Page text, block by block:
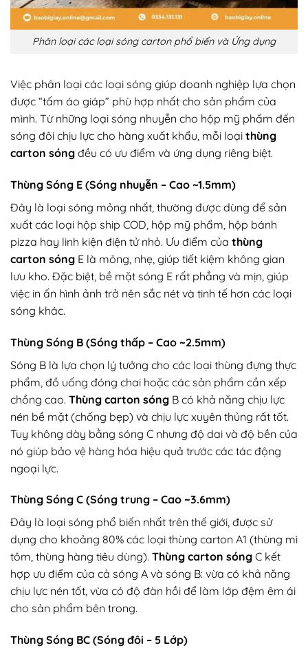
Phân loại các loại sóng carton phổ biến và Ứng dụng
Việc phân loại các loại sóng giúp doanh nghiệp lựa chọn
được “tấm áo giáp” phù hợp nhất cho sản phẩm của
mình. Từ những loại sóng nhuyễn cho hộp mỹ phẩm đến
sóng đôi chịu lực cho hàng xuất khẩu, mỗi loại thùng
carton sóng đều có ưu điểm và ứng dụng riêng biệt.
Thùng Sóng E (Sóng nhuyễn – Cao ~1.5mm)
Đây là loại sóng mỏng nhất, thường được dùng để sản
xuất các loại hộp ship COD, hộp mỹ phẩm, hộp bánh
pizza hay linh kiện điện tử nhỏ. Ưu điểm của thùng
carton sóng E là mỏng, nhẹ, giúp tiết kiệm không gian
lưu kho. Đặc biệt, bề mặt sóng E rất phẳng và mịn, giúp
việc in ấn hình ảnh trở nên sắc nét và tinh tế hơn các loại
sóng khác.
Thùng Sóng B (Sóng thấp – Cao ~2.5mm)
Sóng B là lựa chọn lý tưởng cho các loại thùng đựng thực
phẩm, đồ uống đóng chai hoặc các sản phẩm cần xếp
chồng cao. Thùng carton sóng B có khả năng chịu lực
nén bề mặt (chống bẹp) và chịu lực xuyên thủng rất tốt.
Tuy không dày bằng sóng C nhưng độ dai và độ bền của
nó giúp bảo vệ hàng hóa hiệu quả trước các tác động
ngoại lực.
Thùng Sóng C (Sóng trung – Cao ~3.6mm)
Đây là loại sóng phổ biến nhất trên thế giới, được sử
dụng cho khoảng 80% các loại thùng carton A1 (thùng mì
tôm, thùng hàng tiêu dùng). Thùng carton sóng C kết
hợp ưu điểm của cả sóng A và sóng B: vừa có khả năng
chịu lực nén tốt, vừa có độ đàn hồi để làm lớp đệm êm ái
cho sản phẩm bên trong.
Thùng Sóng BC (Sóng đôi – 5 Lớp)